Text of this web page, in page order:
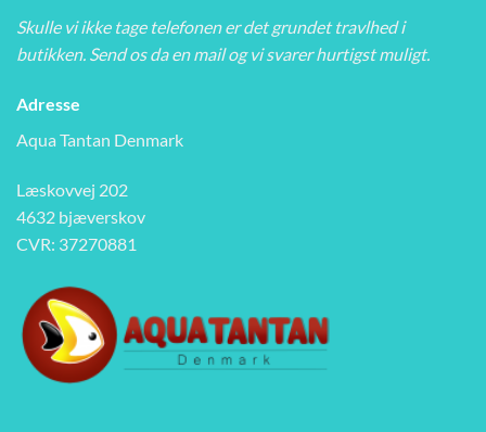
Skulle vi ikke tage telefonen er det grundet travlhed i
butikken. Send os da en mail og vi svarer hurtigst muligt.
Adresse
Aqua Tantan Denmark
Læskovvej 202
4632 bjæverskov
CVR: 37270881